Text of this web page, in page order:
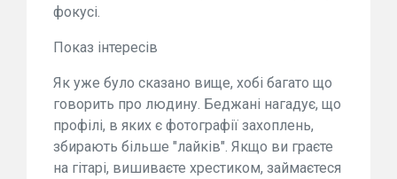
фокусі.
Показ інтересів
Як уже було сказано вище, хобі багато що
говорить про людину. Беджані нагадує, що
профілі, в яких є фотографії захоплень,
збирають більше "лайків". Якщо ви граєте
на гітарі, вишиваєте хрестиком, займаєтеся